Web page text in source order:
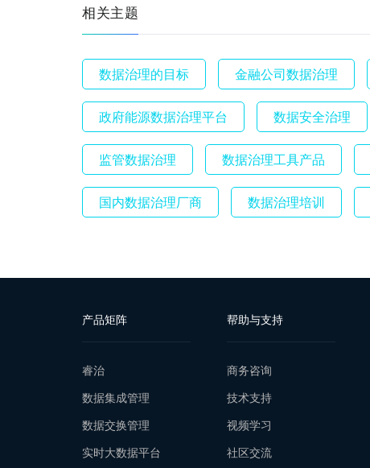
相关主题
数据治理的目标 金融公司数据治理
政府能源数据治理平台 数据安全治理
监管数据治理 数据治理工具产品
国内数据治理厂商 数据治理培训
产品矩阵
睿治
数据集成管理
数据交换管理
实时大数据平台
帮助与支持
商务咨询
技术支持
视频学习
社区交流